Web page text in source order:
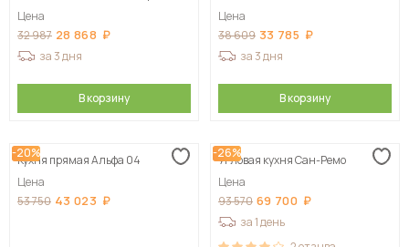
Цена
32 987 28 868
за 3 дня
В корзину
Цена
38 609 33 785
за 3 дня
В корзину
-20%
Кухня прямая Альфа 04
Цена
53 750 43 023
-26%
Угловая кухня Сан-Ремо
Цена
93 570 69 700
за 1 день